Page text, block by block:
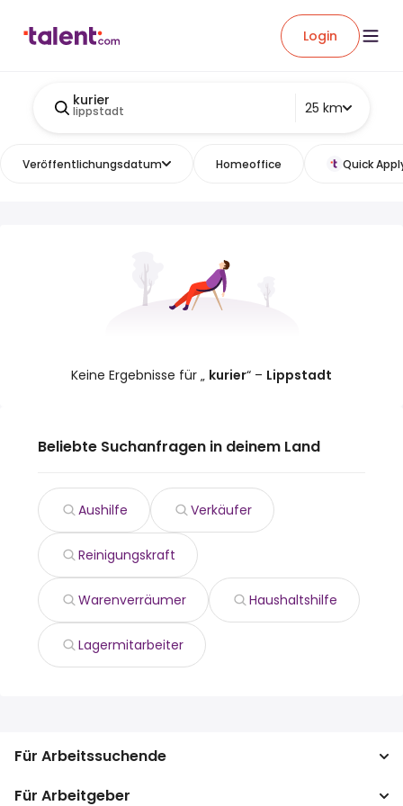
Login
kurier
lippstadt 25 km
Veröffentlichungsdatum Homeoffice Quick
Keine Ergebnisse für „ kurier“ – Lippstadt
Beliebte Suchanfragen in deinem Land
Aushilfe Verkäufer
Reinigungskraft
Warenverräumer Haushaltshilfe
Lagermitarbeiter
Für Arbeitssuchende
Jobs suchen
Für Arbeitgeber